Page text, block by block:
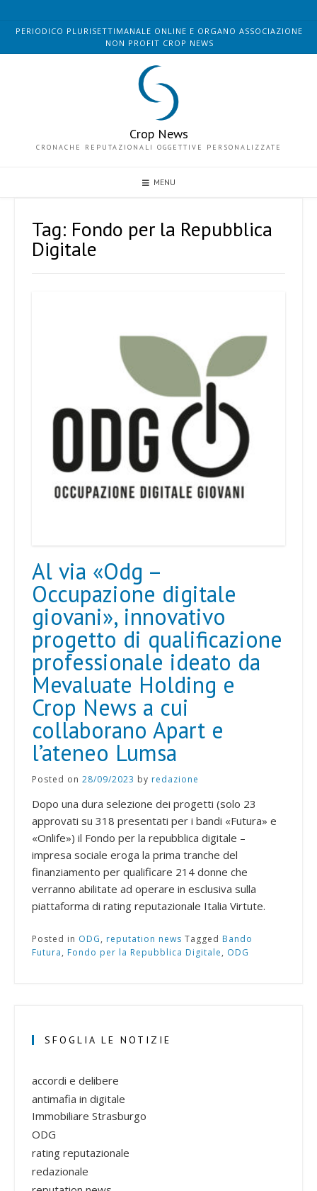
PERIODICO PLURISETTIMANALE ONLINE E ORGANO ASSOCIAZIONE
NON PROFIT CROP NEWS
Crop News
CRONACHE REPUTAZIONALI OGGETTIVE PERSONALIZZATE
MENU
Tag: Fondo per la Repubblica
Digitale
Al via «Odg –
Occupazione digitale
giovani», innovativo
progetto di qualificazione
professionale ideato da
Mevaluate Holding e
Crop News a cui
collaborano Apart e
l’ateneo Lumsa
Posted on 28/09/2023 by redazione
Dopo una dura selezione dei progetti (solo 23
approvati su 318 presentati per i bandi «Futura» e
«Onlife») il Fondo per la repubblica digitale –
impresa sociale eroga la prima tranche del
finanziamento per qualificare 214 donne che
verranno abilitate ad operare in esclusiva sulla
piattaforma di rating reputazionale Italia Virtute.
Posted in ODG, reputation news Tagged Bando
Futura, Fondo per la Repubblica Digitale, ODG
SFOGLIA LE NOTIZIE
accordi e delibere
antimafia in digitale
Immobiliare Strasburgo
ODG
rating reputazionale
redazionale